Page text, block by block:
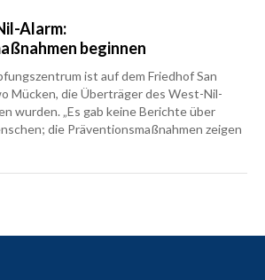
Alarm:
beginnen
ist auf dem Friedhof San
Mücken, die Überträger des West-Nil-
wurden. „Es gab keine Berichte über
die Präventionsmaßnahmen zeigen